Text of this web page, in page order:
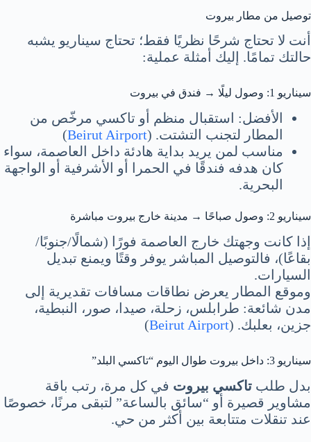
توصيل من مطار بيروت
أنت لا تحتاج شرحًا نظريًا فقط؛ تحتاج سيناريو يشبه
حالتك تمامًا. إليك أمثلة عملية:
سيناريو 1: وصول ليلًا → فندق في بيروت
الأفضل: استقبال منظم أو تاكسي مرخّص من
المطار لتجنب التشتت. (Beirut Airport
)
مناسب لمن يريد بداية هادئة داخل العاصمة، سواء
كان هدفه فندقًا في الحمرا أو الأشرفية أو الواجهة
البحرية.
سيناريو 2: وصول صباحًا → مدينة خارج بيروت مباشرة
إذا كانت وجهتك خارج العاصمة فورًا (شمالًا/جنوبًا/
بقاعًا)، فالتوصيل المباشر يوفر وقتًا ويمنع تبديل
السيارات.
وموقع المطار يعرض نطاقات مسافات تقديرية إلى
مدن شائعة: طرابلس، زحلة، صيدا، صور، النبطية،
جزين، بعلبك. (Beirut Airport
)
سيناريو 3: داخل بيروت طوال اليوم “تاكسي البلد”
بدل طلب تاكسي بيروت في كل مرة، رتب باقة
مشاوير قصيرة أو “سائق بالساعة” لتبقى مرنًا، خصوصًا
عند تنقلات متتابعة بين أكثر من حي.